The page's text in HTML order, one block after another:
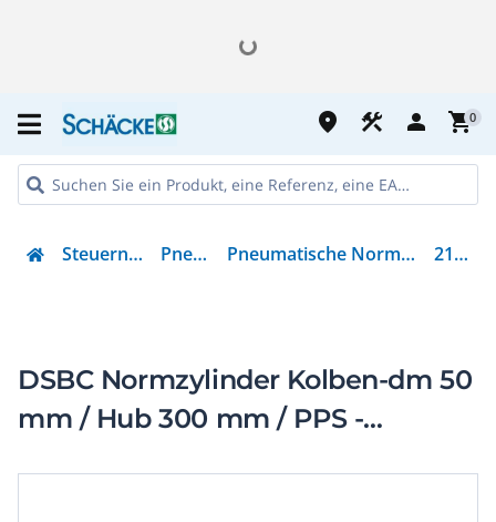
place construction person shopping_cart0
Steuern & Regeln Pneumatik Pneumatische Normbasierter Zylinder 2102633
DSBC Normzylinder Kolben-dm 50
mm / Hub 300 mm / PPS -